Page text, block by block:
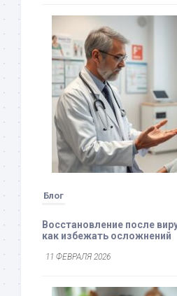
Блог
Восстановление после
как избежать осложнений
11 ФЕВРАЛЯ 2026